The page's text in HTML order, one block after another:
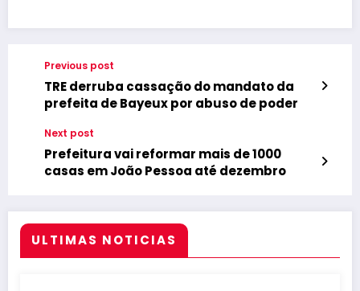
Previous post
TRE derruba cassação do mandato da
prefeita de Bayeux por abuso de poder
Next post
Prefeitura vai reformar mais de 1000
casas em João Pessoa até dezembro
ULTIMAS NOTICIAS